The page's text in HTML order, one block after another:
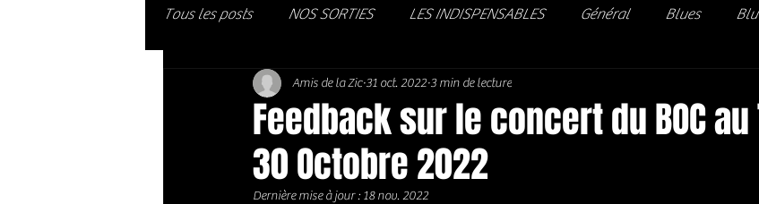
Tous les posts NOS SORTIES LES INDISPENSABLES Général Blues
Soft Rock / Folk Jazz Soul / Funk / Rhythm Blues
Country / Americana
Feedback sur le concert du BOC
30 Octobre 2022
Amis de la Zic 31 oct. 2022 3 min de lecture
Dernière mise à jour :18 nov. 2022